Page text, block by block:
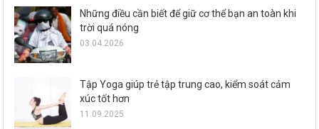
Những điều cần biết để giữ cơ thể bạn an toàn khi
trời quá nóng
03.04.2026
Tập Yoga giúp trẻ tập trung cao, kiểm soát cảm
xúc tốt hơn
11.09.2025